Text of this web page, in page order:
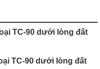
TC-90 dưới lòng đất
TC-90 dưới lòng đất